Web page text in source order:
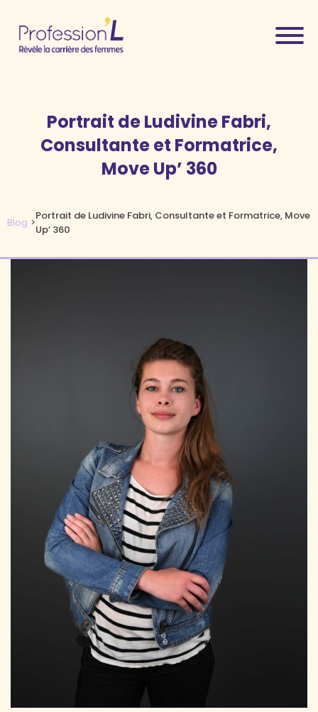
Portrait de Ludivine Fabri,
Consultante et Formatrice,
Move Up’ 360
Blog >
Portrait de Ludivine Fabri, Consultante et Formatrice, Move
Up’ 360